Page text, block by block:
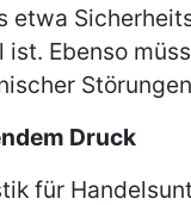
Ebenso
Druck
für